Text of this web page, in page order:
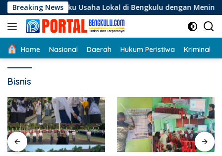
Langsung
ke
konten
Breaking News
Pelaku Usaha Lokal di Bengkulu dengan Meningkatkan
Home Nasional Daerah Hukum Peristiwa Kriminal
Bisnis